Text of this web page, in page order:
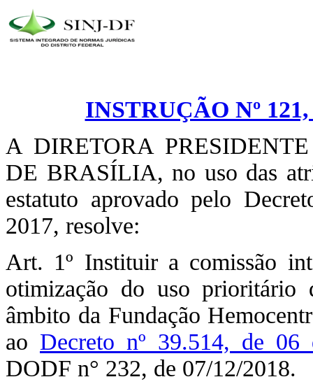
INSTRUÇÃO Nº
A DIRETORA
DE BRASÍLIA, no uso das
estatuto aprovado pelo
2017, resolve:
Art. 1º Instituir a comissão
otimização do uso prioritário
âmbito da Fundação
ao Decreto nº 39.514, de 06
DODF n° 232, de 07/12/2018.